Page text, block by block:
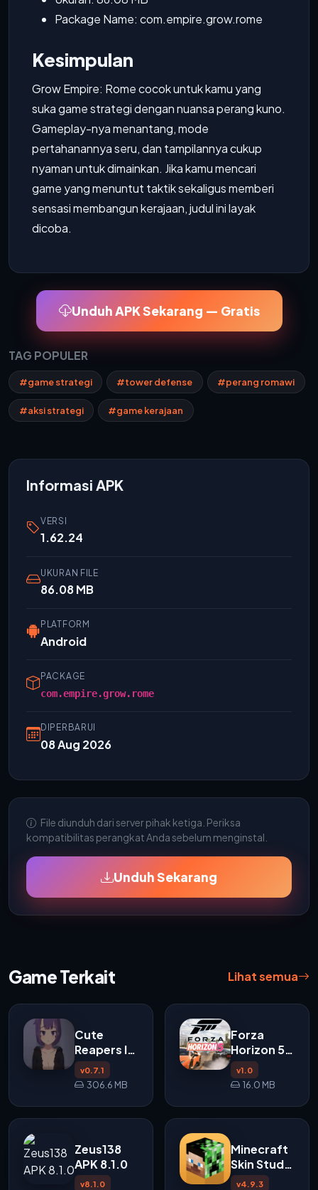
Package Name: com.empire.grow.rome
Kesimpulan
Grow Empire: Rome cocok untuk kamu yang
suka game strategi dengan nuansa perang kuno.
Gameplay-nya menantang, mode
pertahanannya seru, dan tampilannya cukup
nyaman untuk dimainkan. Jika kamu mencari
game yang menuntut taktik sekaligus memberi
sensasi membangun kerajaan, judul ini layak
dicoba.
Unduh APK Sekarang — Gratis
TAG POPULER
#game strategi #tower defense #perang romawi
#aksi strategi #game kerajaan
Informasi APK
VERSI
1.62.24
UKURAN FILE
86.08 MB
PLATFORM
Android
PACKAGE
com.empire.grow.rome
DIPERBARUI
08 Aug 2026
File diunduh dari server pihak ketiga. Periksa
kompatibilitas perangkat Anda sebelum menginstal.
Unduh Sekarang
Game Terkait Lihat semua
Cute
Reapers In
My Room
APK
v0.7.1
306.6 MB
Forza
Horizon 5
APK
v1.0
16.0 MB
Zeus138
APK 8.1.0
v8.1.0
Minecraft
Skin Studio
APK
v4.9.3